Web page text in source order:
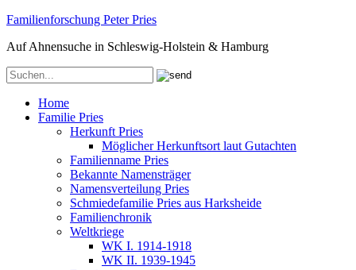
Familienforschung Peter Pries
Auf Ahnensuche in Schleswig-Holstein & Hamburg
Home
Familie Pries
Herkunft Pries
Möglicher Herkunftsort laut Gutachten
Familienname Pries
Bekannte Namensträger
Namensverteilung Pries
Schmiedefamilie Pries aus Harksheide
Familienchronik
Weltkriege
WK I. 1914-1918
WK II. 1939-1945